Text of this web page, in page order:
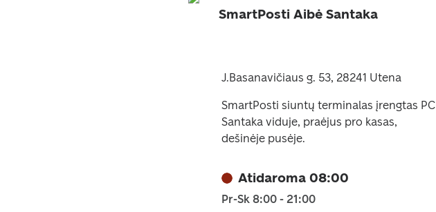
SmartPosti Aibė Santaka
J.Basanavičiaus g. 53, 28241 Utena
SmartPosti siuntų terminalas įrengtas PC
Santaka viduje, praėjus pro kasas,
dešinėje pusėje.
Atidaroma 08:00
Pr-Sk 8:00 - 21:00